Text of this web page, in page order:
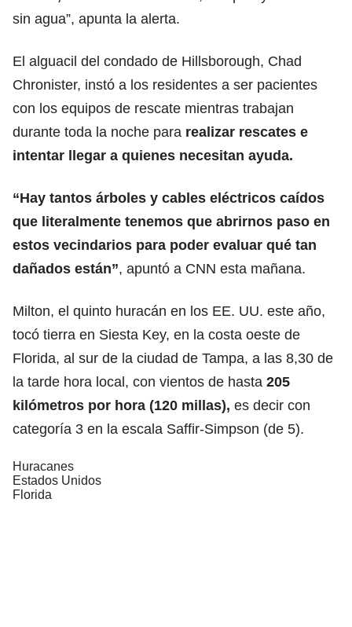
sin agua”, apunta la alerta.
El alguacil del condado de Hillsborough, Chad
Chronister, instó a los residentes a ser pacientes
con los equipos de rescate mientras trabajan
durante toda la noche para realizar rescates e
intentar llegar a quienes necesitan ayuda.
“Hay tantos árboles y cables eléctricos caídos
que literalmente tenemos que abrirnos paso en
estos vecindarios para poder evaluar qué tan
dañados están”, apuntó a CNN esta mañana.
Milton, el quinto huracán en los EE. UU. este año,
tocó tierra en Siesta Key, en la costa oeste de
Florida, al sur de la ciudad de Tampa, a las 8,30 de
la tarde hora local, con vientos de hasta 205
kilómetros por hora (120 millas), es decir con
categoría 3 en la escala Saffir-Simpson (de 5).
Huracanes
Estados Unidos
Florida